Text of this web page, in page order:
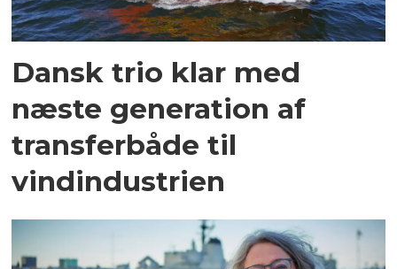
Dansk trio klar med
næste generation af
transferbåde til
vindindustrien